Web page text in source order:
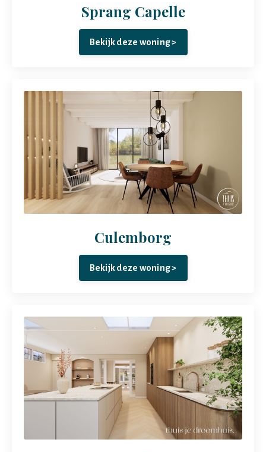
Sprang Capelle
Bekijk deze woning >
Culemborg
Bekijk deze woning >